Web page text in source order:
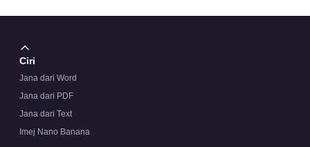
Ciri
Jana dari Word
Jana dari PDF
Jana dari Text
Imej Nano Banana